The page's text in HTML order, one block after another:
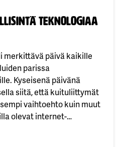
teknologiaa
merkittävä päivä kaikille
parissa
Kyseisenä päivänä
siitä, että kuituliittymät
vaihtoehto kuin muut
olevat internet-
on alueellinen ICT-
yhteistyöelin, on
ympäristöystävällisintä